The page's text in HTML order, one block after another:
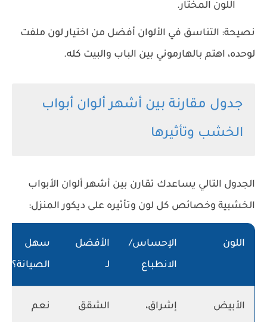
اللون المختار.
نصيحة: التناسق في الألوان أفضل من اختيار لون ملفت
لوحده، اهتم بالهارموني بين الباب والبيت كله.
جدول مقارنة بين أشهر ألوان أبواب
الخشب وتأثيرها
الجدول التالي يساعدك تقارن بين أشهر ألوان الأبواب
الخشبية وخصائص كل لون وتأثيره على ديكور المنزل:
اللون
الإحساس/
الانطباع
الأفضل
لـ
سهل
الصيانة؟
الأبيض
إشراق،
الشقق
نعم